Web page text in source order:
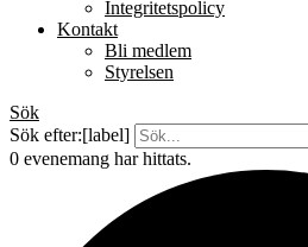
Integritetspolicy
Kontakt
Bli medlem
Styrelsen
Sök
Sök efter:[label]
0 evenemang har hittats.